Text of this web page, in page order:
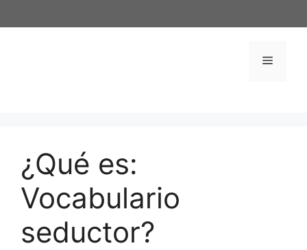
al
Menú
¿Qué es:
Vocabulario
seductor?